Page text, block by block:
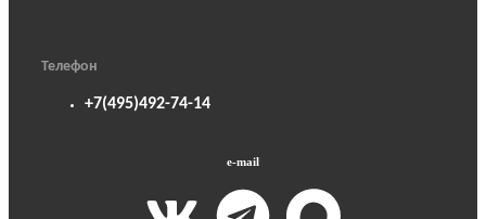
Телефон
+7(495)492-74-14
e-mail